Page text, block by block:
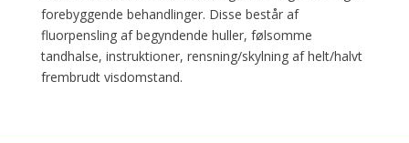
forebyggende behandlinger. Disse består af
fluorpensling af begyndende huller, følsomme
tandhalse, instruktioner, rensning/skylning af helt/halvt
frembrudt visdomstand.